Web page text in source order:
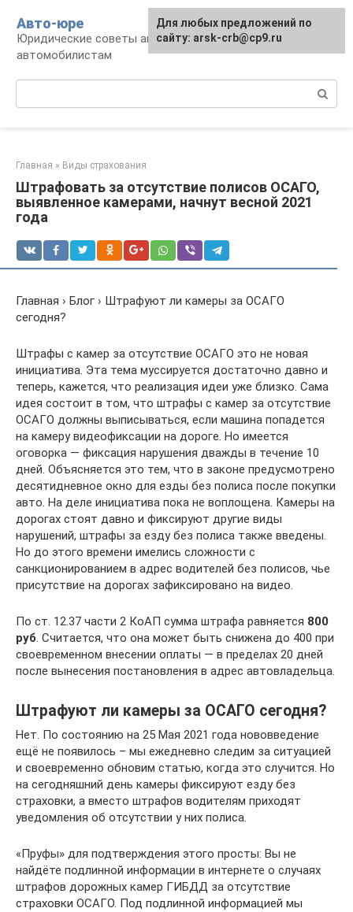
контенту
Авто-юре
Юридические советы автовладельцам и
автомобилистам
Главная » Виды страхования
Штрафовать за отсутствие полисов ОСАГО,
выявленное камерами, начнут весной 2021
года
Главная › Блог › Штрафуют ли камеры за ОСАГО
сегодня?
Штрафы с камер за отсутствие ОСАГО это не новая
инициатива. Эта тема муссируется достаточно давно и
теперь, кажется, что реализация идеи уже близко. Сама
идея состоит в том, что штрафы с камер за отсутствие
ОСАГО должны выписываться, если машина попадется
на камеру видеофиксации на дороге. Но имеется
оговорка — фиксация нарушения дважды в течение 10
дней. Объясняется это тем, что в законе предусмотрено
десятидневное окно для езды без полиса после покупки
авто. На деле инициатива пока не воплощена. Камеры на
дорогах стоят давно и фиксируют другие виды
нарушений, штрафы за езду без полиса также введены.
Но до этого времени имелись сложности с
санкционированием в адрес водителей без полисов, чье
присутствие на дорогах зафиксировано на видео.
По ст. 12.37 части 2 КоАП сумма штрафа равняется 800
руб. Считается, что она может быть снижена до 400 при
своевременном внесении оплаты — в пределах 20 дней
после вынесения постановления в адрес автовладельца.
Штрафуют ли камеры за ОСАГО сегодня?
Нет. По состоянию на 25 Мая 2021 года нововведение
ещё не появилось – мы ежедневно следим за ситуацией
и своевременно обновим статью, когда это случится. Но
на сегодняшний день камеры фиксируют езду без
страховки, а вместо штрафов водителям приходят
уведомления об отсутствии у них полиса.
«Пруфы» для подтверждения этого просты: Вы не
найдёте подлинной информации в интернете о случаях
штрафов дорожных камер ГИБДД за отсутствие
страховки ОСАГО. Под подлинной информацией мы
Для любых предложений по
сайту: arsk-crb@cp9.ru